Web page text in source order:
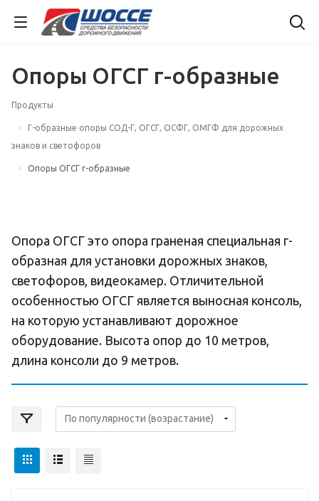
Опоры ОГСГ г-образные
Продукты
Г-образные опоры СОД-Г, ОГСГ, ОСФГ, ОМГФ для дорожных
знаков и светофоров
Опоры ОГСГ г-образные
Опора ОГСГ это опора граненая специальная г-
образная для установки дорожных знаков,
светофоров, видеокамер. Отличительной
особенностью ОГСГ является выносная консоль,
на которую устанавливают дорожное
оборудование. Высота опор до 10 метров,
длина консоли до 9 метров.